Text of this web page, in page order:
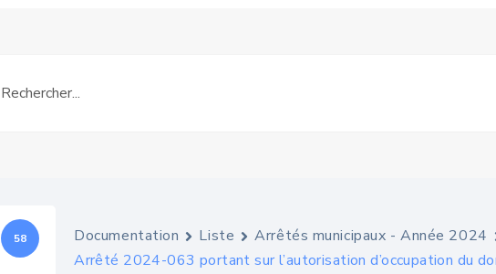
58 Documentation Liste
Arrêtés municipaux - Année 2024
Arrêté 2024-063 portant sur l’autorisation d’occupation du